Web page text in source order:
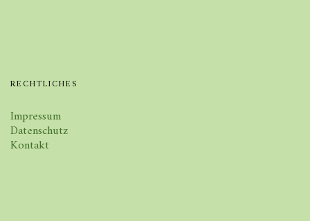
RECHTLICHES
Impressum
Datenschutz
Kontakt